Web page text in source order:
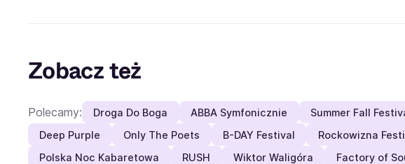
Zobacz też
Polecamy: Droga Do Boga ABBA Symfonicznie Summer Fall
Deep Purple
Only The Poets B-DAY Festival Rockowizna
Polska Noc Kabaretowa
RUSH Wiktor Waligóra Factory of